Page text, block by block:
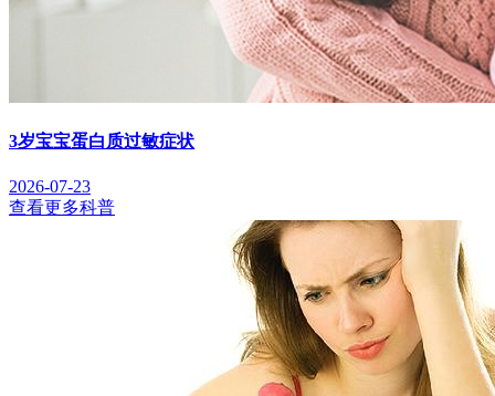
3岁宝宝蛋白质过敏症状
2026-07-23
查看更多科普